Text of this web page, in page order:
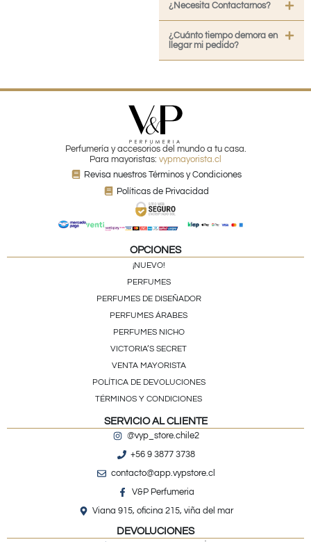
¿Necesita Contactarnos?
¿Cuánto tiempo demora en
llegar mi pedido?
Perfumería y accesorios del mundo a tu casa.
Para mayoristas: vypmayorista.cl
Revisa nuestros Términos y Condiciones
Políticas de Privacidad
OPCIONES
¡NUEVO!
PERFUMES
PERFUMES DE DISEÑADOR
PERFUMES ÁRABES
PERFUMES NICHO
VICTORIA’S SECRET
VENTA MAYORISTA
POLÍTICA DE DEVOLUCIONES
TÉRMINOS Y CONDICIONES
SERVICIO AL CLIENTE
@vyp_store.chile2
+56 9 3877 3738
contacto@app.vypstore.cl
V&P Perfumeria
Viana 915, oficina 215, viña del mar
DEVOLUCIONES